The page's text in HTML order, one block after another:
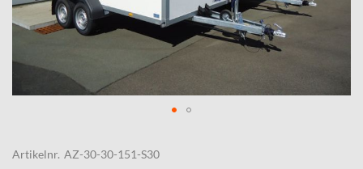
the
Artikelnr. AZ-30-30-151-S30